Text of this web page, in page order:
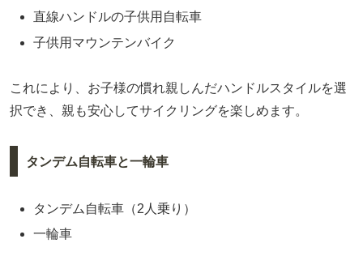
直線ハンドルの子供用自転車
子供用マウンテンバイク
これにより、お子様の慣れ親しんだハンドルスタイルを選
択でき、親も安心してサイクリングを楽しめます。
タンデム自転車と一輪車
タンデム自転車（2人乗り）
一輪車